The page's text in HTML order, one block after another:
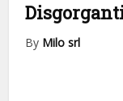
By Milo srl